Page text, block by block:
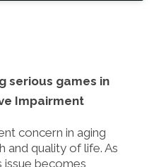
serious games in
Impairment
concern in aging
and quality of life. As
issue becomes